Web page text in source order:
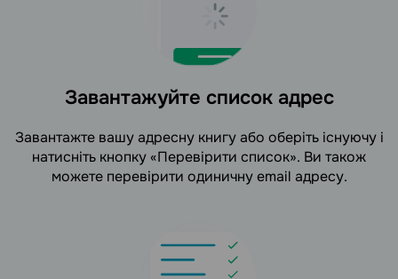
Завантажуйте список адрес
Завантажте вашу адресну книгу або оберіть існуючу і
натисніть кнопку «Перевірити список». Ви також
можете перевірити одиничну email адресу.